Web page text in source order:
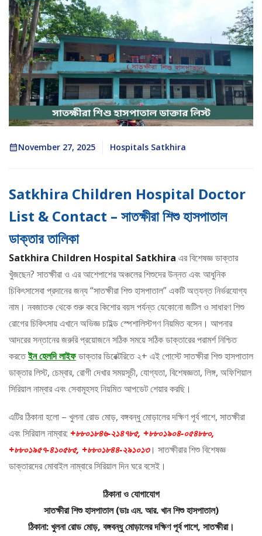
November 27, 2025 Hospitals Satkhira
Satkhira Children Hospital Doctor
List & Contact – সাতক্ষীরা শিশু হাসপাতাল
ডাক্তার তালিকা
Satkhira Children Hospital Satkhira এর বিশেষজ্ঞ ডাক্তার
খুঁজছেন? সাতক্ষীরা ও এর আশেপাশের অঞ্চলের শিশুদের উন্নত এবং আধুনিক
চিকিৎসাসেবা প্রদানের জন্য “সাতক্ষীরা শিশু হাসপাতাল” একটি অত্যন্ত নির্ভরযোগ্য
নাম। নবজাতক থেকে শুরু করে কিশোর বয়স পর্যন্ত যেকোনো জটিল ও সাধারণ শিশু
রোগের চিকিৎসায় এখানে অভিজ্ঞ চাইল্ড স্পেশালিস্টগণ নিয়মিত বসেন। আপনার
আদরের সন্তানের জরুরি প্রয়োজনে সঠিক সময়ে সঠিক ডাক্তারের পরামর্শ নিশ্চিত
করতেইন হেলদি লাইফডাক্তার ডিরেক্টরিতে ২+ এই পোস্টে সাতক্ষীরা শিশু হাসপাতাল
ডাক্তার লিস্ট, চেম্বার, রোগী দেখার সময়সূচী, যোগ্যতা, বিশেষজ্ঞতা, লিঙ্গ, অফিশিয়াল
সিরিয়াল নাম্বার এবং সেবামূহসহ নিয়মিত আপডেট শেয়ার করছি।
এটির ঠিকানা হলো – খুলনা রোড মোড়, বঙ্গবন্ধু মোড়ালের দক্ষিণ পূর্ব পাশে, সাতক্ষীরা
এবং সিরিয়াল নাম্বার: +৮৮০১৮৪৬-২১৪৭৮৫, +৮৮০১৯০৪-০৫৪৮৮০,
+৮৮০১৯৫৭-৪১০৫৮৫, +৮৮০১৮৪৪-২৯১০১৩। সাতক্ষীরার শিশু বিশেষজ্ঞ
ডাক্তারদের মোবাইল নাম্বারে সিরিয়াল দিন ঘরে বসেই।
ঠিকানা ও যোগাযোগ
সাতক্ষীরা শিশু হাসপাতাল (ডাঃ এম. আর. খান শিশু হাসপাতাল)
ঠিকানা: খুলনা রোড মোড়, বঙ্গবন্ধু মোড়ালের দক্ষিণ পূর্ব পাশে, সাতক্ষীরা।